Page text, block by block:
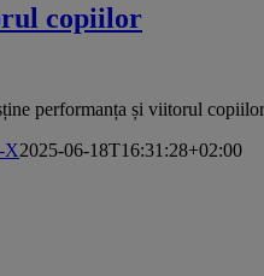
copiilor
performanța și viitorul
X2025-06-18T16:31:28+02:00